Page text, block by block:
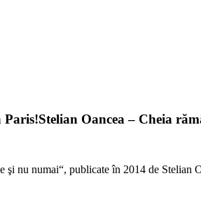
Paris!Stelian Oancea – Cheia
nu numai“, publicate în 2014 de